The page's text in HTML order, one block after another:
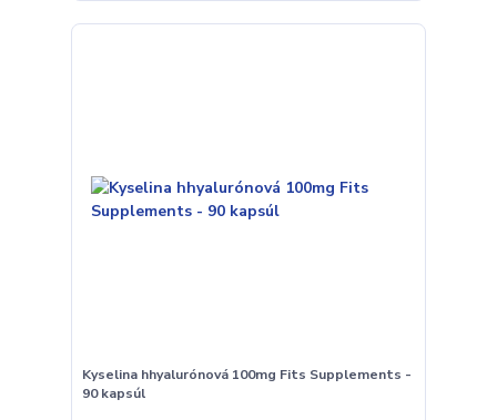
Kyselina hhyalurónová 100mg Fits Supplements -
90 kapsúl